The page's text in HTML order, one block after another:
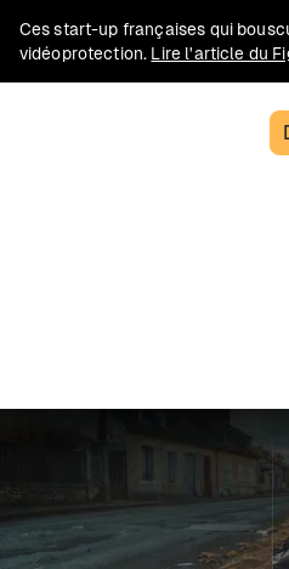
Ces start-up françaises qui
vidéoprotection. Lire l'article du